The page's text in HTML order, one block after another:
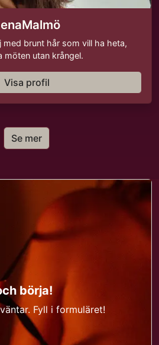
brunt hår som vill ha heta,
möten utan krångel.
Visa profil
Se mer
börja!
Fyll i formuläret!